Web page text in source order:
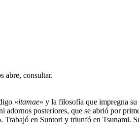
abre, consultar.
«itamae» y la filosofía que impregna
posteriores, que se abrió por
en Suntori y triunfó en Tsunami.